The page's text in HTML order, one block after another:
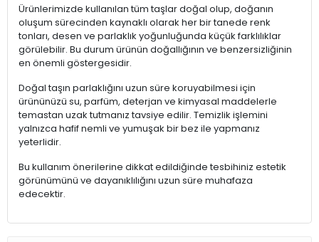
Ürünlerimizde kullanılan tüm taşlar doğal olup, doğanın
oluşum sürecinden kaynaklı olarak her bir tanede renk
tonları, desen ve parlaklık yoğunluğunda küçük farklılıklar
görülebilir. Bu durum ürünün doğallığının ve benzersizliğinin
en önemli göstergesidir.
Doğal taşın parlaklığını uzun süre koruyabilmesi için
ürününüzü su, parfüm, deterjan ve kimyasal maddelerle
temastan uzak tutmanız tavsiye edilir. Temizlik işlemini
yalnızca hafif nemli ve yumuşak bir bez ile yapmanız
yeterlidir.
Bu kullanım önerilerine dikkat edildiğinde tesbihiniz estetik
görünümünü ve dayanıklılığını uzun süre muhafaza
edecektir.